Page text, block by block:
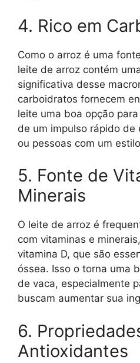
4. Rico em
Como o arroz é uma
leite de arroz contém
significativa desse
carboidratos fornecem
leite uma boa opção
de um impulso rápido de
ou pessoas com um
5. Fonte de
Minerais
O leite de arroz é
com vitaminas e
vitamina D, que são
óssea. Isso o torna uma
de vaca, especialmente
buscam aumentar sua
6.
Antioxidantes